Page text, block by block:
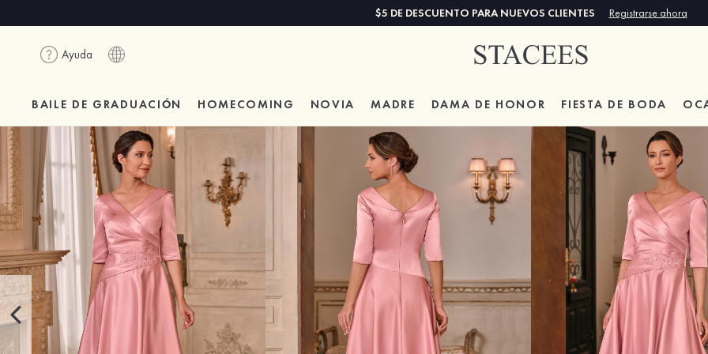
$5 DE DESCUENTO PARA NUEVOS CLIENTES Registrarse ahora
Ayuda
BAILE DE GRADUACIÓN HOMECOMING NOVIA MADRE DAMA DE HONOR FIESTA DE BODA